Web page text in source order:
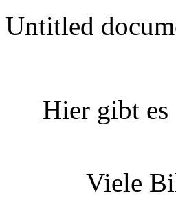
Untitled
Hier gibt es
Viele